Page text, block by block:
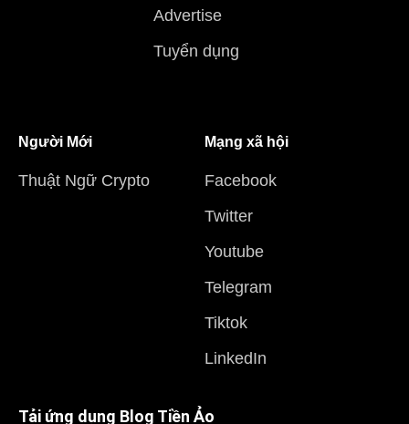
Advertise
Tuyển dụng
Người Mới
Thuật Ngữ Crypto
Mạng xã hội
Facebook
Twitter
Youtube
Telegram
Tiktok
LinkedIn
Tải ứng dụng Blog Tiền Ảo